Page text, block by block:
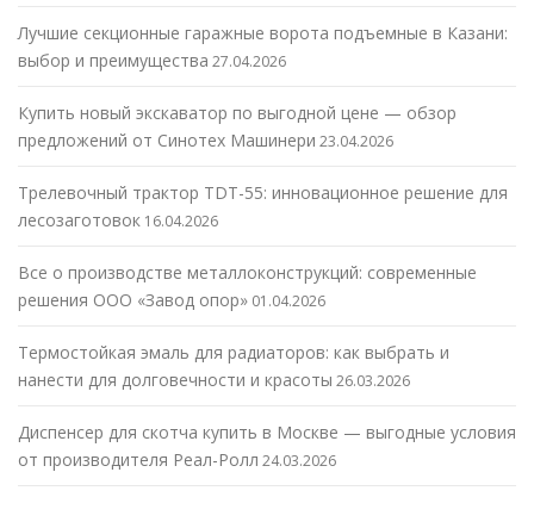
Лучшие секционные гаражные ворота подъемные в Казани:
выбор и преимущества 27.04.2026
Купить новый экскаватор по выгодной цене — обзор
предложений от Синотех Машинери 23.04.2026
Трелевочный трактор TDT-55: инновационное решение для
лесозаготовок 16.04.2026
Все о производстве металлоконструкций: современные
решения ООО «Завод опор» 01.04.2026
Термостойкая эмаль для радиаторов: как выбрать и
нанести для долговечности и красоты 26.03.2026
Диспенсер для скотча купить в Москве — выгодные условия
от производителя Реал-Ролл 24.03.2026